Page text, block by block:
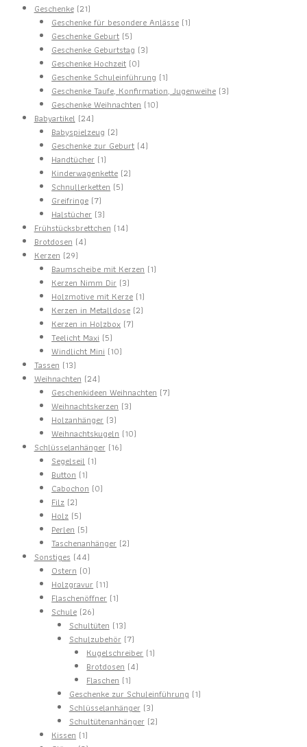
Geschenke 2121
Produkte
Geschenke für besondere Anlässe 11
Geschenke Geburt 55
Produkte
Geschenke Geburtstag 33
Geschenke Hochzeit 00
Produkte
Geschenke Schuleinführung 11
Produkt
Geschenke Taufe, Konfirmation, Jugenweihe 33
Geschenke Weihnachten 1010
Babyartikel 2424
Produkte
Babyspielzeug 22
Produkte
Geschenke zur Geburt 44
Handtücher 11
Produkt
Kinderwagenkette 22
Schnullerketten 55
Greifringe 77
Produkte
Halstücher 33
Produkte
Frühstücksbrettchen 1414
Brotdosen 44
Kerzen 2929
Produkte
Baumscheibe mit Kerzen 11
Kerzen Nimm Dir 33
Produkte
Holzmotive mit Kerze 11
Produkt
Kerzen in Metalldose 22
Kerzen in Holzbox 77
Teelicht Maxi 55
Produkte
Windlicht Mini 1010
Tassen 1313
Produkte
Weihnachten 2424
Produkte
Geschenkideen Weihnachten 77
Weihnachtskerzen 33
Holzanhänger 33
Produkte
Weihnachtskugeln 1010
Schlüsselanhänger 1616
Segelseil 11
Button 11
Produkt
Cabochon 00
Filz 22
Produkte
Holz 55
Produkte
Perlen 55
Produkte
Taschenanhänger 22
Sonstiges 4444
Produkte
Ostern 00
Produkte
Holzgravur 1111
Produkte
Flaschenöffner 11
Schule 2626
Produkte
Schultüten 1313
Produkte
Schulzubehör 77
Produkte
Kugelschreiber 11
Brotdosen 44
Flaschen 11
Produkt
Geschenke zur Schuleinführung 11
Schlüsselanhänger 33
Produkte
Schultütenanhänger 22
Kissen 11